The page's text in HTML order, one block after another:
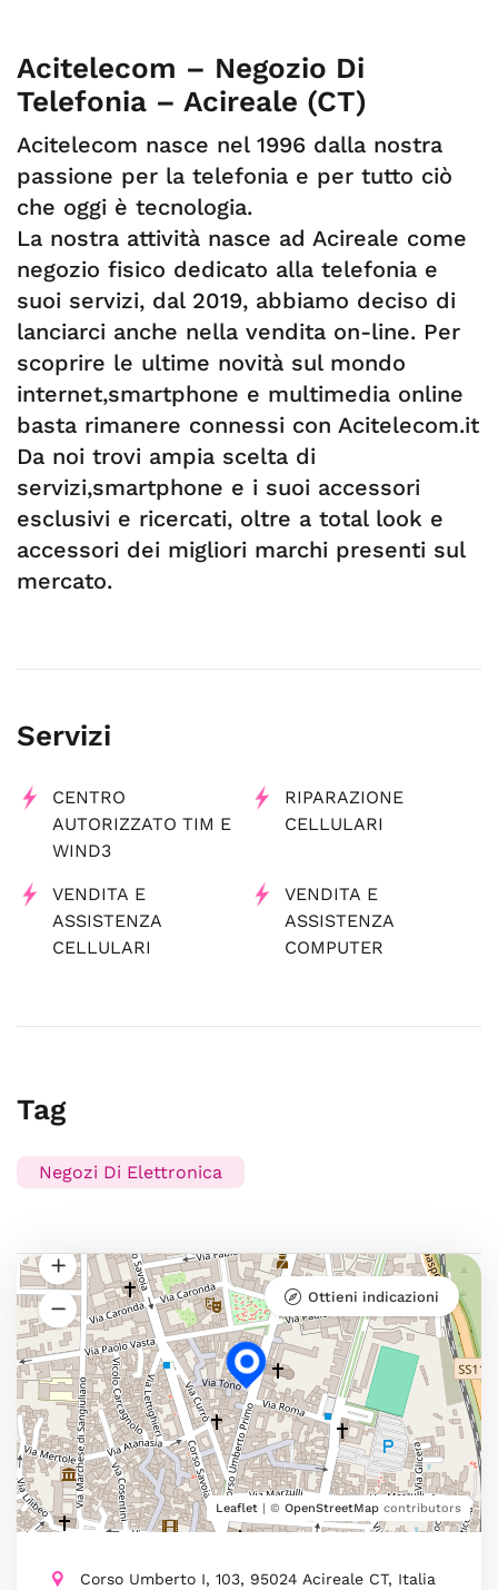
Acitelecom – Negozio Di
Telefonia – Acireale (CT)
Acitelecom nasce nel 1996 dalla nostra
passione per la telefonia e per tutto ciò
che oggi è tecnologia.
La nostra attività nasce ad Acireale come
negozio fisico dedicato alla telefonia e
suoi servizi, dal 2019, abbiamo deciso di
lanciarci anche nella vendita on-line. Per
scoprire le ultime novità sul mondo
internet,smartphone e multimedia online
basta rimanere connessi con Acitelecom.it
Da noi trovi ampia scelta di
servizi,smartphone e i suoi accessori
esclusivi e ricercati, oltre a total look e
accessori dei migliori marchi presenti sul
mercato.
Servizi
CENTRO
AUTORIZZATO TIM E
WIND3
RIPARAZIONE
CELLULARI
VENDITA E
ASSISTENZA
CELLULARI
VENDITA E
ASSISTENZA
COMPUTER
Tag
Negozi Di Elettronica
Leaflet | © OpenStreetMap contributors
Ottieni indicazioni
Corso Umberto I, 103, 95024 Acireale CT, Italia